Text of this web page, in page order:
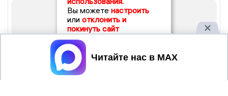
Вы можете настроить
или отклонить и
покинуть сайт
Принять